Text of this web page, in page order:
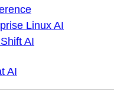
Linux AI
AI
AI